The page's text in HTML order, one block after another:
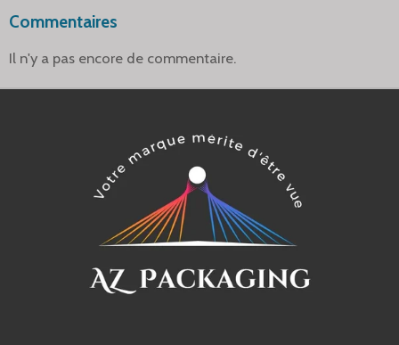
Commentaires
Il n'y a pas encore de commentaire.